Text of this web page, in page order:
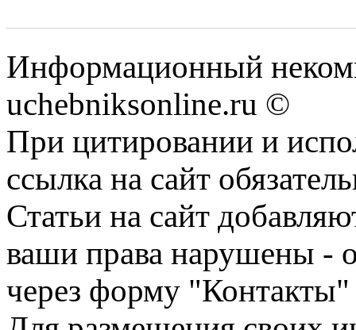
Информационный
uchebniksonline.ru ©
При цитировании и
ссылка на сайт
Статьи на сайт
ваши права нарушены -
через форму "Контакты"